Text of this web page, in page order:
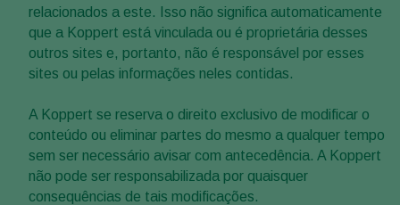
relacionados a este. Isso não significa automaticamente
que a Koppert está vinculada ou é proprietária desses
outros sites e, portanto, não é responsável por esses
sites ou pelas informações neles contidas.
A Koppert se reserva o direito exclusivo de modificar o
conteúdo ou eliminar partes do mesmo a qualquer tempo
sem ser necessário avisar com antecedência. A Koppert
não pode ser responsabilizada por quaisquer
consequências de tais modificações.